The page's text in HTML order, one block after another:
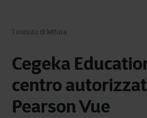
1 minuto di lettura
Cegeka
centro
Pearson Vue